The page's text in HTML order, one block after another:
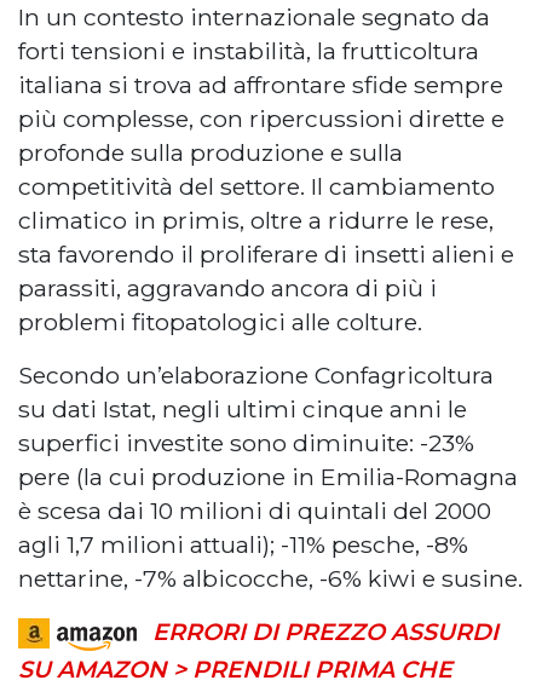
In un contesto internazionale segnato da
forti tensioni e instabilità, la frutticoltura
italiana si trova ad affrontare sfide sempre
più complesse, con ripercussioni dirette e
profonde sulla produzione e sulla
competitività del settore. Il cambiamento
climatico in primis, oltre a ridurre le rese,
sta favorendo il proliferare di insetti alieni e
parassiti, aggravando ancora di più i
problemi fitopatologici alle colture.
Secondo un’elaborazione Confagricoltura
su dati Istat, negli ultimi cinque anni le
superfici investite sono diminuite: -23%
pere (la cui produzione in Emilia-Romagna
è scesa dai 10 milioni di quintali del 2000
agli 1,7 milioni attuali); -11% pesche, -8%
nettarine, -7% albicocche, -6% kiwi e susine.
ERRORI DI PREZZO ASSURDI
SU AMAZON > PRENDILI PRIMA CHE